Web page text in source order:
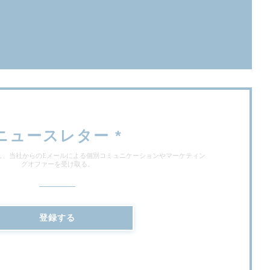
きます))
ウで開きます))
ュースレター *
当社からのEメールによる個別コミュニケーションやマーケティン
グオファーを受け取る。
登録する